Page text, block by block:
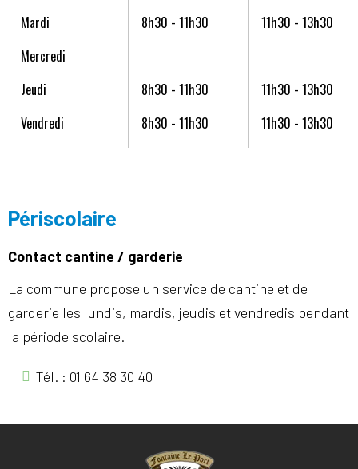
Mardi
8h30 - 11h30
11h30 - 13h30
Mercredi
Jeudi
8h30 - 11h30
11h30 - 13h30
Vendredi
8h30 - 11h30 11h30 - 13h30
Périscolaire
Contact cantine / garderie
La commune propose un service de cantine et de
garderie les lundis, mardis, jeudis et vendredis pendant
la période scolaire.
Tél. : 01 64 38 30 40